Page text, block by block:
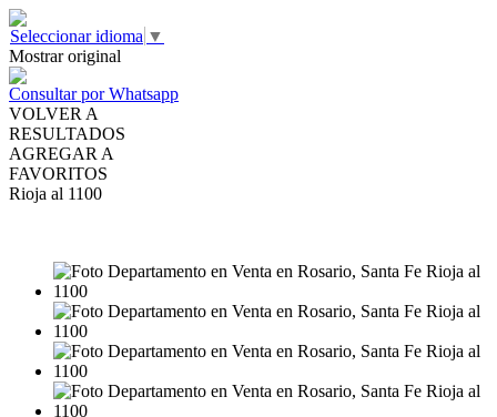
Seleccionar idioma ▼
Mostrar original
Consultar por Whatsapp
VOLVER A
RESULTADOS
AGREGAR A
FAVORITOS
Rioja al 1100